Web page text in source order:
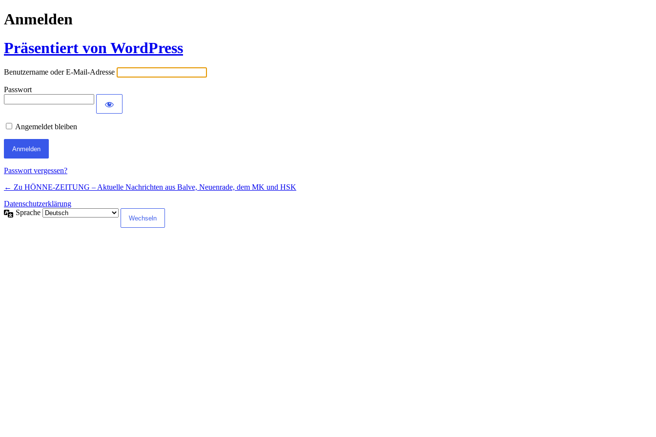
Anmelden
Präsentiert von WordPress
Benutzername oder E-Mail-Adresse
Passwort
Angemeldet bleiben
Passwort vergessen?
← Zu HÖNNE-ZEITUNG – Aktuelle Nachrichten aus Balve, Neuenrade, dem MK und HSK
Datenschutzerklärung
Sprache